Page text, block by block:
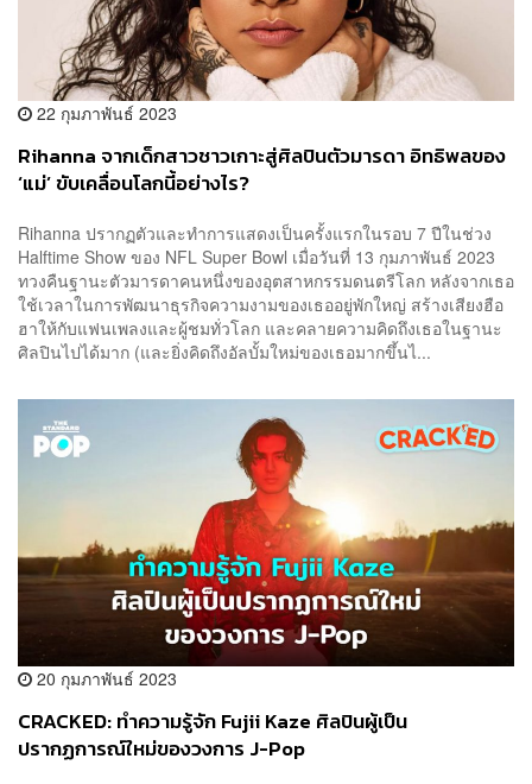
22 กุมภาพันธ์ 2023
Rihanna จากเด็กสาวชาวเกาะสู่ศิลปินตัวมารดา อิทธิพลของ
‘แม่’ ขับเคลื่อนโลกนี้อย่างไร?
Rihanna ปรากฏตัวและทำการแสดงเป็นครั้งแรกในรอบ 7 ปีในช่วง
Halftime Show ของ NFL Super Bowl เมื่อวันที่ 13 กุมภาพันธ์ 2023
ทวงคืนฐานะตัวมารดาคนหนึ่งของอุตสาหกรรมดนตรีโลก หลังจากเธอ
ใช้เวลาในการพัฒนาธุรกิจความงามของเธออยู่พักใหญ่ สร้างเสียงฮือ
ฮาให้กับแฟนเพลงและผู้ชมทั่วโลก และคลายความคิดถึงเธอในฐานะ
ศิลปินไปได้มาก (และยิ่งคิดถึงอัลบั้มใหม่ของเธอมากขึ้นไ...
20 กุมภาพันธ์ 2023
CRACKED: ทำความรู้จัก Fujii Kaze ศิลปินผู้เป็น
ปรากฏการณ์ใหม่ของวงการ J-Pop